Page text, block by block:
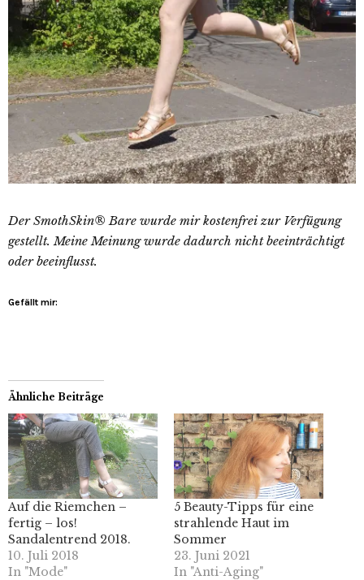
Der SmothSkin® Bare wurde mir kostenfrei zur Verfügung
gestellt. Meine Meinung wurde dadurch nicht beeinträchtigt
oder beeinflusst.
Gefällt mir:
Ähnliche Beiträge
Auf die Riemchen –
fertig – los!
Sandalentrend 2018.
10. Juli 2018
In "Mode"
5 Beauty-Tipps für eine
strahlende Haut im
Sommer
23. Juni 2021
In "Anti-Aging"